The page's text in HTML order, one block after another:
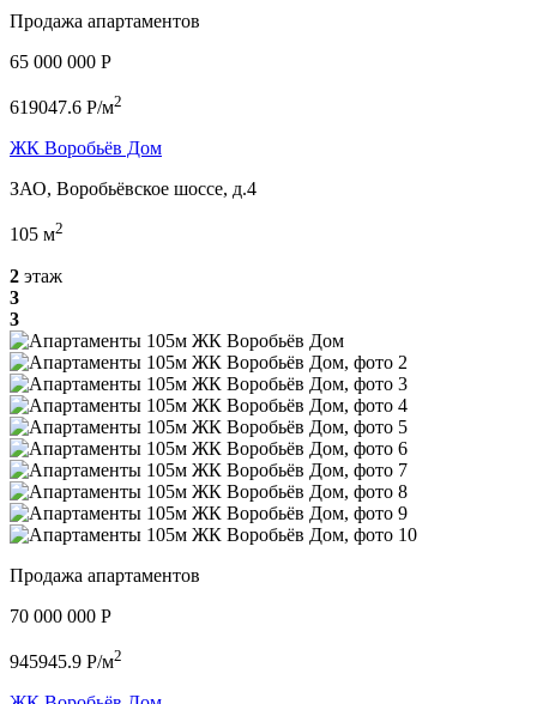
Продажа апартаментов
65 000 000 P
619047.6 P/м2
ЖК Воробьёв Дом
ЗАО, Воробьёвское шоссе, д.4
105 м2
2 этаж
3
3
Продажа апартаментов
70 000 000 P
945945.9 P/м2